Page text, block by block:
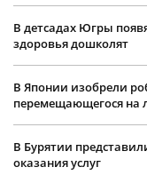
В детсадах Югры
здоровья дошколят
В Японии изобрели
перемещающегося на
В Бурятии
оказания услуг